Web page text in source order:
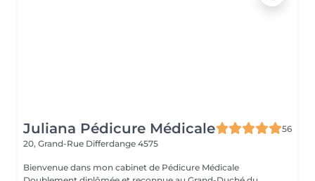
Juliana Pédicure Médicale
56
20, Grand-Rue Differdange 4575
Bienvenue dans mon cabinet de Pédicure Médicale